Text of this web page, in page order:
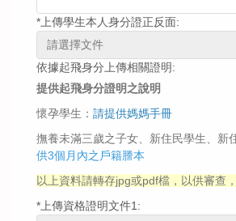
* 上傳學生本人身分證正反面:
依據起飛身分上傳相關證明:
提供起飛身分證明之說明
懷孕學生： 請提供媽媽手冊
撫養未滿三歲之子女、新住民學生、新
供3個月內之戶籍謄本
以上資料請轉存jpg或pdf檔，以供審查
* 上傳資格證明文件1: